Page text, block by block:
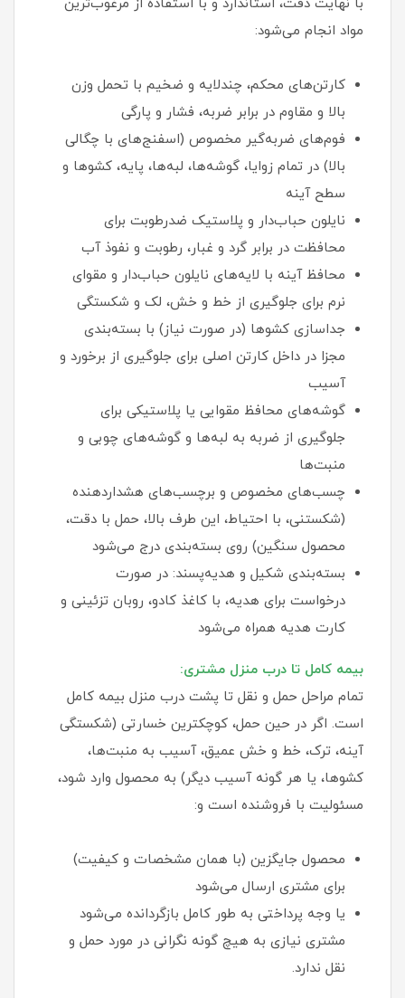
مواد انجام می‌شود:
کارتن‌های محکم، چندلایه و ضخیم با تحمل وزن
بالا و مقاوم در برابر ضربه، فشار و پارگی
فوم‌های ضربه‌گیر مخصوص (اسفنج‌های با چگالی
بالا) در تمام زوایا، گوشه‌ها، لبه‌ها، پایه، کشوها و
سطح آینه
نایلون حباب‌دار و پلاستیک ضدرطوبت برای
محافظت در برابر گرد و غبار، رطوبت و نفوذ آب
محافظ آینه با لایه‌های نایلون حباب‌دار و مقوای
نرم برای جلوگیری از خط و خش، لک و شکستگی
جداسازی کشوها (در صورت نیاز) با بسته‌بندی
مجزا در داخل کارتن اصلی برای جلوگیری از برخورد و
آسیب
گوشه‌های محافظ مقوایی یا پلاستیکی برای
جلوگیری از ضربه به لبه‌ها و گوشه‌های چوبی و
منبت‌ها
چسب‌های مخصوص و برچسب‌های هشداردهنده
(شکستنی، با احتیاط، این طرف بالا، حمل با دقت،
محصول سنگین) روی بسته‌بندی درج می‌شود
بسته‌بندی شکیل و هدیه‌پسند: در صورت
درخواست برای هدیه، با کاغذ کادو، روبان تزئینی و
کارت هدیه همراه می‌شود
بیمه کامل تا درب منزل مشتری:
تمام مراحل حمل و نقل تا پشت درب منزل بیمه کامل
است. اگر در حین حمل، کوچکترین خسارتی (شکستگی
آینه، ترک، خط و خش عمیق، آسیب به منبت‌ها،
کشوها، یا هر گونه آسیب دیگر) به محصول وارد شود،
مسئولیت با فروشنده است و:
محصول جایگزین (با همان مشخصات و کیفیت)
برای مشتری ارسال می‌شود
یا وجه پرداختی به طور کامل بازگردانده می‌شود
مشتری نیازی به هیچ گونه نگرانی در مورد حمل و
نقل ندارد.